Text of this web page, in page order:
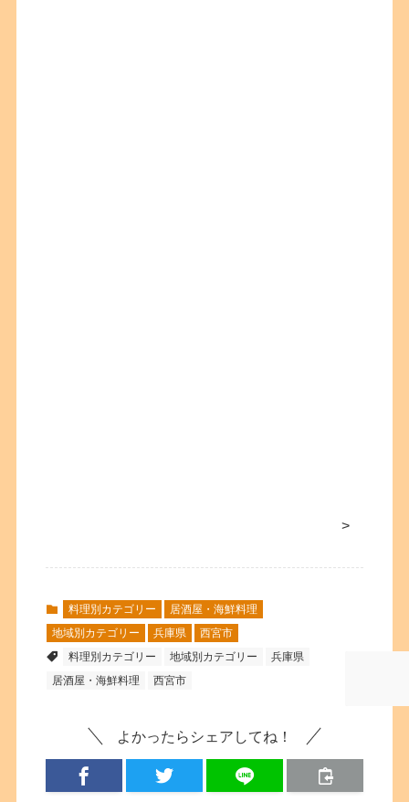
>
料理別カテゴリー
居酒屋・海鮮料理
地域別カテゴリー
兵庫県
西宮市
料理別カテゴリー
地域別カテゴリー
兵庫県
居酒屋・海鮮料理
西宮市
よかったらシェアしてね！